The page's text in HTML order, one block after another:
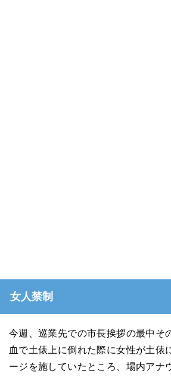
女人禁制
今週、巡業先での市長挨拶の最中そ
血で土俵上に倒れた際に女性が土俵
ージを施していたところ、場内アナ